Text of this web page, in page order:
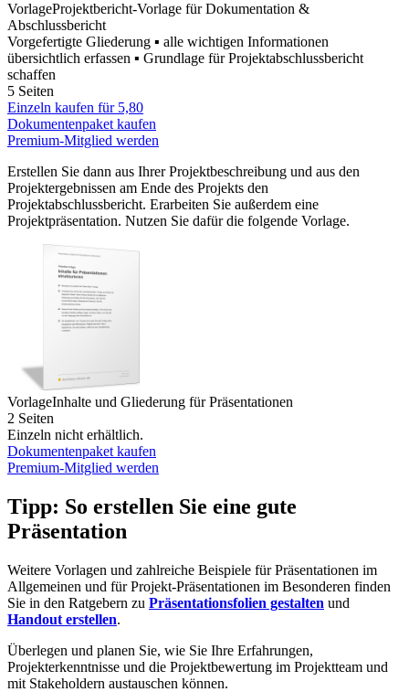
VorlageProjektbericht-Vorlage für Dokumentation &
Abschlussbericht
Vorgefertigte Gliederung ▪ alle wichtigen Informationen
übersichtlich erfassen ▪ Grundlage für Projektabschlussbericht
schaffen
5 Seiten
Einzeln kaufen für 5,80
Dokumentenpaket kaufen
Premium-Mitglied werden
Erstellen Sie dann aus Ihrer Projektbeschreibung und aus den
Projektergebnissen am Ende des Projekts den
Projektabschlussbericht. Erarbeiten Sie außerdem eine
Projektpräsentation. Nutzen Sie dafür die folgende Vorlage.
VorlageInhalte und Gliederung für Präsentationen
2 Seiten
Einzeln nicht erhältlich.
Dokumentenpaket kaufen
Premium-Mitglied werden
Tipp: So erstellen Sie eine gute
Präsentation
Weitere Vorlagen und zahlreiche Beispiele für Präsentationen im
Allgemeinen und für Projekt-Präsentationen im Besonderen finden
Sie in den Ratgebern zu Präsentationsfolien gestalten und
Handout erstellen.
Überlegen und planen Sie, wie Sie Ihre Erfahrungen,
Projekterkenntnisse und die Projektbewertung im Projektteam und
mit Stakeholdern austauschen können.